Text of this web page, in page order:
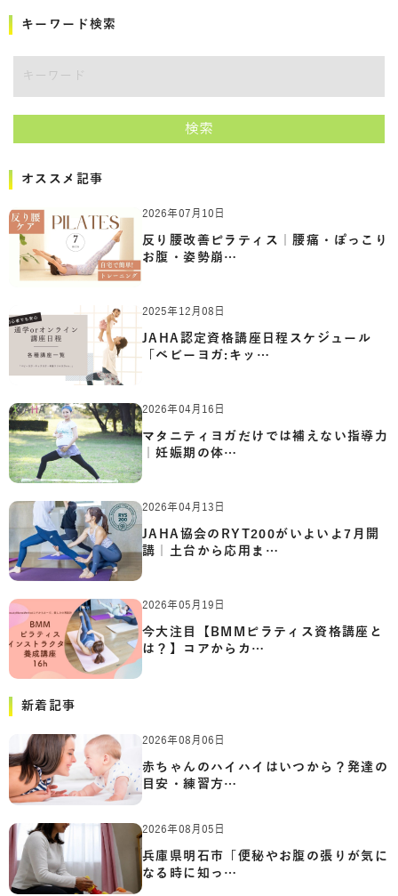
キーワード検索
検索
オススメ記事
2026年07月10日
反り腰改善ピラティス｜腰痛・ぽっこり
お腹・姿勢崩…
2025年12月08日
JAHA認定資格講座日程スケジュール
「ベビーヨガ:キッ…
2026年04月16日
マタニティヨガだけでは補えない指導力
｜妊娠期の体…
2026年04月13日
JAHA協会のRYT200がいよいよ7月開
講｜土台から応用ま…
2026年05月19日
今大注目【BMMピラティス資格講座と
は？】コアからカ…
新着記事
2026年08月06日
赤ちゃんのハイハイはいつから？発達の
目安・練習方…
2026年08月05日
兵庫県明石市「便秘やお腹の張りが気に
なる時に知っ…